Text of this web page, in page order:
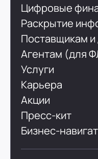
Цифровые
Раскрытие
Поставщикам
Агентам (для
Услуги
Карьера
Акции
Пресс-кит
Бизнес-